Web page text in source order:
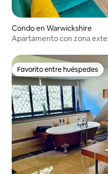
Condo en Warwickshire
Apartamento con zona
Favorito entre huéspedes
Favorito entre huéspedes